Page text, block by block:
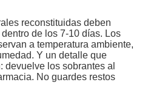
reconstituidas deben
de los 7-10 días. Los
a temperatura ambiente,
Y un detalle que
devuelve los sobrantes al
No guardes restos